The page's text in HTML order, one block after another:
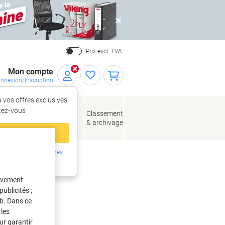
Close
Prix excl. TVA.
Mon compte
Inscription
vos offres exclusives
Inscrivez-vous dès
de bureau
Classement
& archivage
;
Dans ce
garantir